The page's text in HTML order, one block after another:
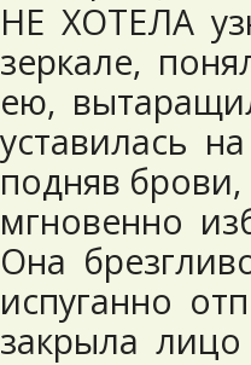
НЕ ХОТЕЛА
зеркале,
ею,
уставилась
подняв
мгновенно
Она
испуганно
закрыла